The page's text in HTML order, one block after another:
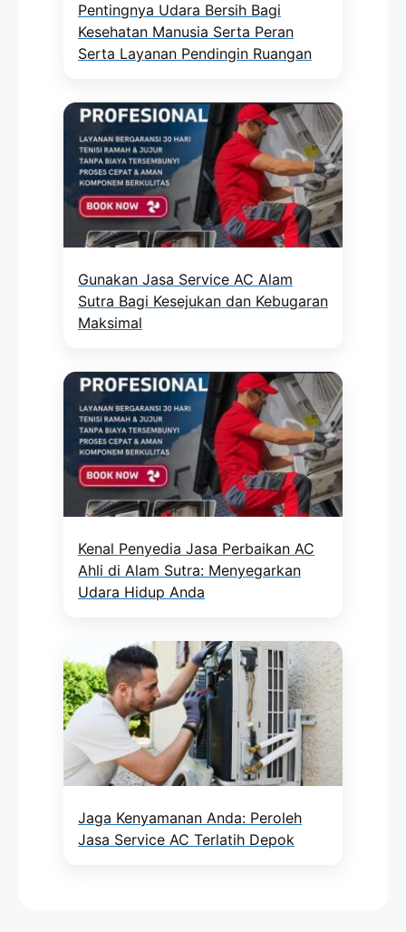
Pentingnya Udara Bersih Bagi
Kesehatan Manusia Serta Peran
Serta Layanan Pendingin Ruangan
Gunakan Jasa Service AC Alam
Sutra Bagi Kesejukan dan Kebugaran
Maksimal
Kenal Penyedia Jasa Perbaikan AC
Ahli di Alam Sutra: Menyegarkan
Udara Hidup Anda
Jaga Kenyamanan Anda: Peroleh
Jasa Service AC Terlatih Depok